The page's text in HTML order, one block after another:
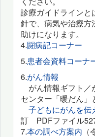
診療ガイドラインと
針で、病気や治療
助けになります。
4.闘病記コーナー
5.患者会資料コーナ
6.がん情報
がん情報ギフト／
センター「暖だん」
子どもにがんを伝
訂 PDFファイル
7.本の調べ方案内